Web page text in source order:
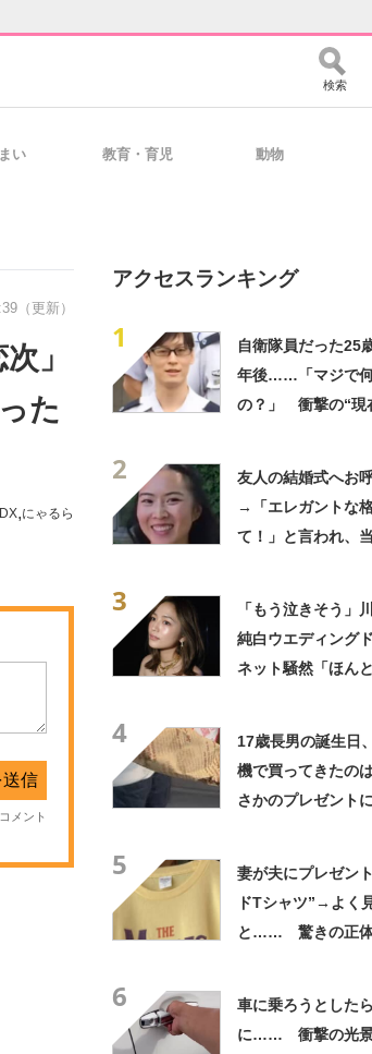
製造業のIT導入・活用を支援
エネルギーの専門メディア 建設×テクノロジー
検索
い 教育・育児 動物
（更新）
」
た
,にゃるら
アクセスランキング
1
自衛隊員だった25
年後……「マジで
の？」 衝撃の“現
2
友人の結婚式へお
→「エレガントな
て！」と言われ、
3
「もう泣きそう」
純白ウエディング
ネット騒然「ほん
4
17歳長男の誕生日
機で買ってきた
さかのプレゼント
5
妻が夫にプレゼン
ドTシャツ”→よく
と…… 驚きの正体
6
車に乗ろうとした
に…… 衝撃の光景